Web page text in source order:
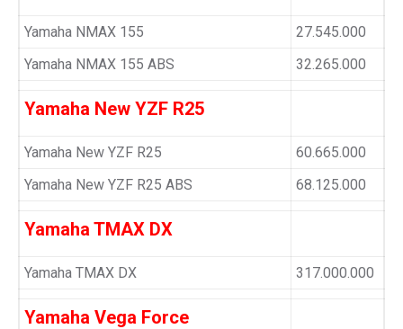
Yamaha NMAX 155
27.545.000
Yamaha NMAX 155 ABS
32.265.000
Yamaha New YZF R25
Yamaha New YZF R25
60.665.000
Yamaha New YZF R25 ABS
68.125.000
Yamaha TMAX DX
Yamaha TMAX DX 317.000.000
Yamaha Vega Force